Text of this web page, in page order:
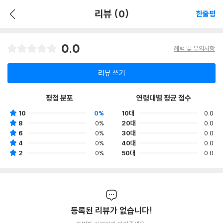
리뷰 (0) 한줄평
0.0 혜택 및 유의사항
리뷰 쓰기
평점 분포
10
0%
8
0%
6
0%
4
0%
2
0%
연령대별 평균 점수
10대
0.0
20대
0.0
30대
0.0
40대
0.0
50대
0.0
등록된 리뷰가 없습니다!